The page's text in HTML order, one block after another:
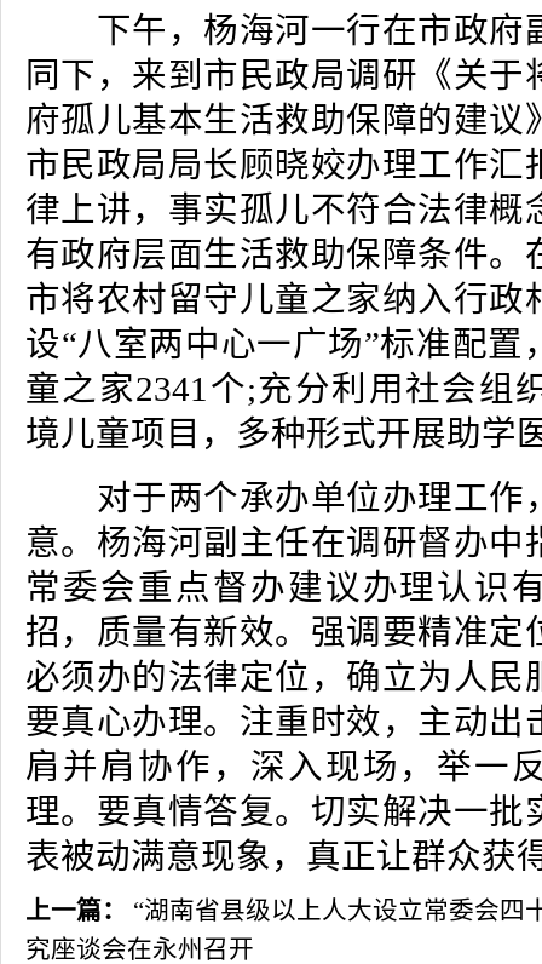
下午，杨海河一行在市政府
同下，来到市民政局调研《关于
府孤儿基本生活救助保障的建议
市民政局局长顾晓姣办理工作汇
律上讲，事实孤儿不符合法律概
有政府层面生活救助保障条件。
市将农村留守儿童之家纳入行政
设“八室两中心一广场”标准配置
童之家2341个;充分利用社会组
境儿童项目，多种形式开展助学
对于两个承办单位办理工作
意。杨海河副主任在调研督办中
常委会重点督办建议办理认识
招，质量有新效。强调要精准定
必须办的法律定位，确立为人民
要真心办理。注重时效，主动出
肩并肩协作，深入现场，举一
理。要真情答复。切实解决一批
表被动满意现象，真正让群众获
上一篇：
“湖南省县级以上人大设立常委会四
究座谈会在永州召开